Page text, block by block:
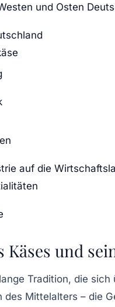
und Osten
auf die
Käses und
Tradition, die
des Mittelalters – die